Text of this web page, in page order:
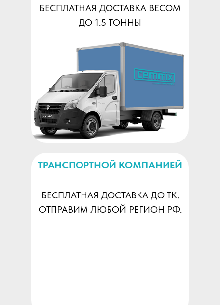
ТРАНСПОРТНОЙ КОМПАНИЕЙ
БЕСПЛАТНАЯ ДОСТАВКА ДО ТК.
ОТПРАВИМ ЛЮБОЙ РЕГИОН РФ.
БЕСПЛАТНАЯ ДОСТАВКА ВЕСОМ
ДО 1.5 ТОННЫ